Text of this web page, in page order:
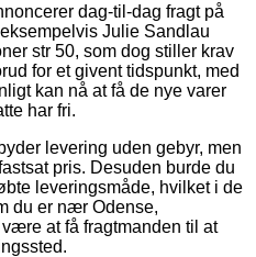
dag-til-dag fragt på
Julie Sandlau
str 50, som dog stiller krav
for et givent tidspunkt, med
kan nå at få de nye varer
har fri.
levering uden gebyr, men
pris. Desuden burde du
leveringsmåde, hvilket i de
du er nær Odense,
at få fragtmanden til at